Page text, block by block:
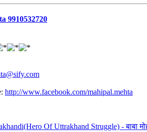
9910532720
http://www.facebook.com/mahipal.mehta
Of Uttrakhand Struggle) - बाबा